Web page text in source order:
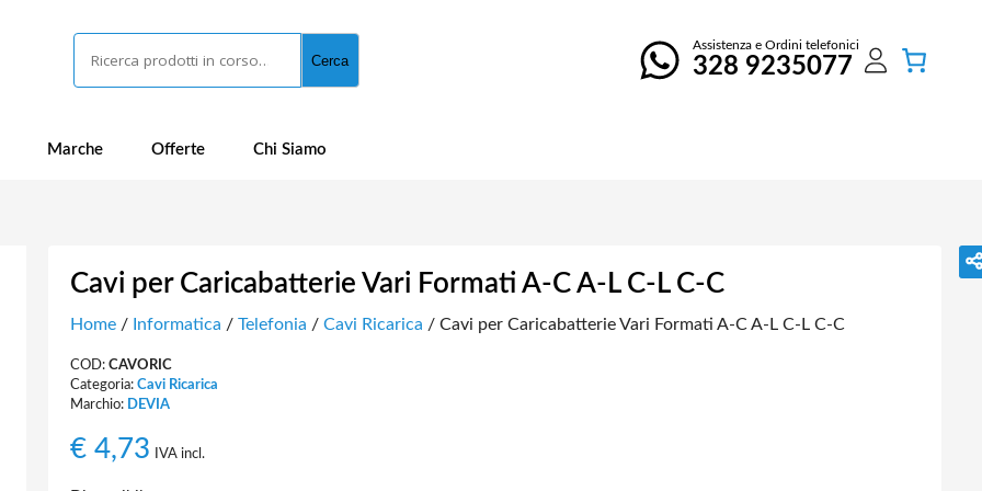
Cerca
Assistenza e Ordini telefonici
328 9235077
Marche Offerte Chi Siamo
Cavi per Caricabatterie Vari Formati A-C A-L C-L C-C
Home/ Informatica / Telefonia / Cavi Ricarica / Cavi per Caricabatterie Vari Formati A-C A-L C-L C-C
COD: CAVORIC
Categoria: Cavi Ricarica
Marchio: DEVIA
€4,73 IVA incl.